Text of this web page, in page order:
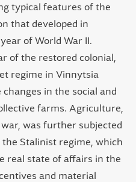
typical features of the
that developed in
of World War II.
of the restored colonial,
regime in Vinnytsia
in the social and
farms. Agriculture,
was further subjected
Stalinist regime, which
real state of affairs in the
and material